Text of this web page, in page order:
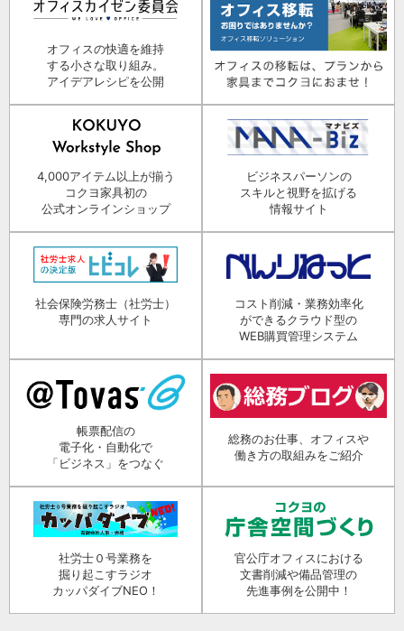
オフィスの快適を維持
する小さな取り組み。
アイデアレシピを公開
4,000アイテム以上が揃う
コクヨ家具初の
公式オンラインショップ
ビジネスパーソンの
スキルと視野を拡げる
情報サイト
社会保険労務士（社労士）
専門の求人サイト
コスト削減・業務効率化
ができるクラウド型の
WEB購買管理システム
帳票配信の
電子化・自動化で
「ビジネス」をつなぐ
総務のお仕事、オフィスや
働き方の取組みをご紹介
社労士０号業務を
掘り起こすラジオ
カッパダイブNEO！
官公庁オフィスにおける
文書削減や備品管理の
先進事例を公開中！